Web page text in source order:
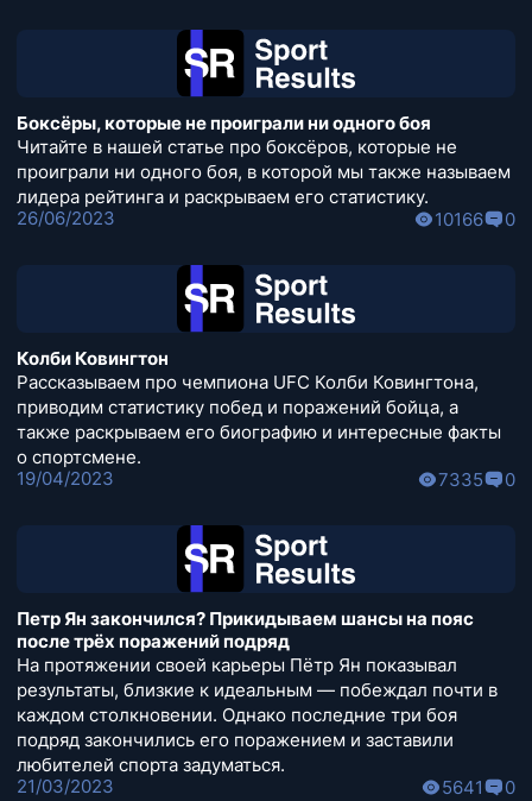
Боксёры, которые не проиграли ни одного боя
Читайте в нашей статье про боксёров, которые не
проиграли ни одного боя, в которой мы также называем
лидера рейтинга и раскрываем его статистику.
26/06/2023
10166 0
Колби Ковингтон
Рассказываем про чемпиона UFC Колби Ковингтона,
приводим статистику побед и поражений бойца, а
также раскрываем его биографию и интересные факты
о спортсмене.
19/04/2023
7335 0
Петр Ян закончился? Прикидываем шансы на пояс
после трёх поражений подряд
На протяжении своей карьеры Пётр Ян показывал
результаты, близкие к идеальным — побеждал почти в
каждом столкновении. Однако последние три боя
подряд закончились его поражением и заставили
любителей спорта задуматься.
21/03/2023
5641 0